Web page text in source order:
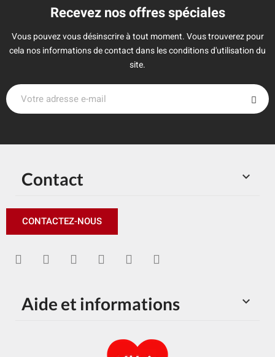
Recevez nos offres spéciales
Vous pouvez vous désinscrire à tout moment. Vous trouverez pour
cela nos informations de contact dans les conditions d'utilisation du
site.

Contact
CONTACTEZ-NOUS

Aide et informations